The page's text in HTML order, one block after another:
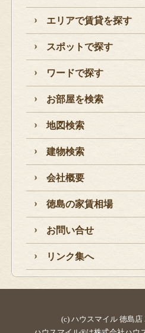
エリアで賃貸を探す
スポットで探す
ワードで探す
お部屋を検索
地図検索
建物検索
会社概要
徳島の家賃相場
お問い合せ
リンク集へ
(c) ハウスマイル 徳島店